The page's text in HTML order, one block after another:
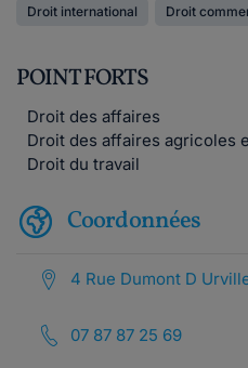
Droit international Droit
POINT FORTS
Droit des affaires
Droit des affaires agricoles
Droit du travail
Coordonnées
4 Rue Dumont D
07 87 87 25 69